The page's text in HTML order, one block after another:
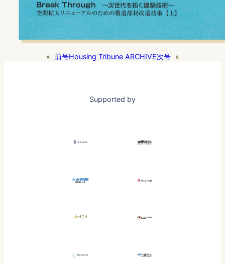
« 前号Housing Tribune ARCHIVE次号 »
Supported by